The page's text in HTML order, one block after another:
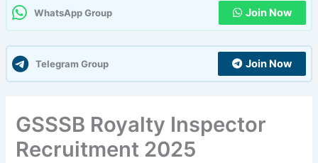
WhatsApp Group Join Now
Telegram Group Join Now
GSSSB Royalty Inspector
Recruitment 2025